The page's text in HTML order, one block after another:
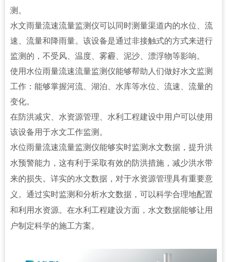
测。
水文雨量流速流量监测仪可以同时测量渠道内的水位、流
速、流量和降雨量。该设备是通过非接触式的方式来进行
监测的，不受风、温度、雾霾、泥沙、漂浮物等影响。
使用水位雨量流速流量监测仪能够帮助人们做好水文监测
工作：能够掌握河流、湖泊、水库等水位、流速、流量的
变化。
在防洪减灾、水资源管理、水利工程建设中用户可以使用
该设备用于水文工作监测。
水位雨量流速流量监测仪能够实时监测水文数据， 提升洪
水预警能力 ， 这有利于采取有效的防洪措施，减少洪水带
来的损失。 详实的水文数据，对于水资源管理具有重要意
义。通过实时监测和分析水文数据，可以科学合理地配置
和利用水资源。 在水利工程建设方面，水文数据能够让用
户制定科学的施工方案。